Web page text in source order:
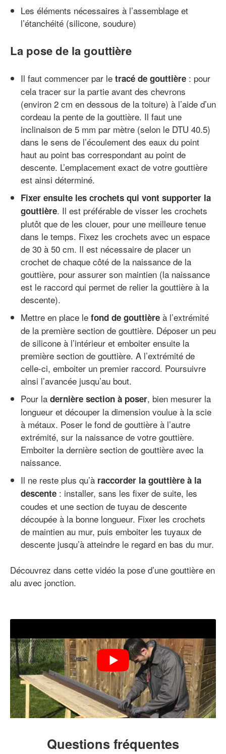
Les éléments nécessaires à l’assemblage et
l’étanchéité (silicone, soudure)
La pose de la gouttière
Il faut commencer par le tracé de gouttière : pour
cela tracer sur la partie avant des chevrons
(environ 2 cm en dessous de la toiture) à l’aide d’un
cordeau la pente de la gouttière. Il faut une
inclinaison de 5 mm par mètre (selon le DTU 40.5)
dans le sens de l’écoulement des eaux du point
haut au point bas correspondant au point de
descente. L’emplacement exact de votre gouttière
est ainsi déterminé.
Fixer ensuite les crochets qui vont supporter la
gouttière. Il est préférable de visser les crochets
plutôt que de les clouer, pour une meilleure tenue
dans le temps. Fixez les crochets avec un espace
de 30 à 50 cm. Il est nécessaire de placer un
crochet de chaque côté de la naissance de la
gouttière, pour assurer son maintien (la naissance
est le raccord qui permet de relier la gouttière à la
descente).
Mettre en place le fond de gouttière à l’extrémité
de la première section de gouttière. Déposer un peu
de silicone à l’intérieur et emboiter ensuite la
première section de gouttière. A l’extrémité de
celle-ci, emboiter un premier raccord. Poursuivre
ainsi l’avancée jusqu’au bout.
Pour la dernière section à poser, bien mesurer la
longueur et découper la dimension voulue à la scie
à métaux. Poser le fond de gouttière à l’autre
extrémité, sur la naissance de votre gouttière.
Emboiter la dernière section de gouttière avec la
naissance.
Il ne reste plus qu’à raccorder la gouttière à la
descente : installer, sans les fixer de suite, les
coudes et une section de tuyau de descente
découpée à la bonne longueur. Fixer les crochets
de maintien au mur, puis emboiter les tuyaux de
descente jusqu’à atteindre le regard en bas du mur.
Découvrez dans cette vidéo la pose d’une gouttière en
alu avec jonction.
Questions fréquentes